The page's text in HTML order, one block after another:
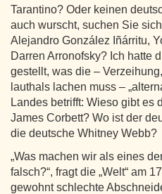
Tarantino? Oder keinen
auch wurscht, suchen Sie
Alejandro González Iñárritu,
Darren Arronofsky? Ich hatte
gestellt, was die –
lauthals lachen muss –
Landes betrifft: Wieso gibt es
James Corbett? Wo ist der
die deutsche Whitney Webb?
„Was machen wir als eines
falsch?“, fragt die „Welt“ am
gewohnt schlechte